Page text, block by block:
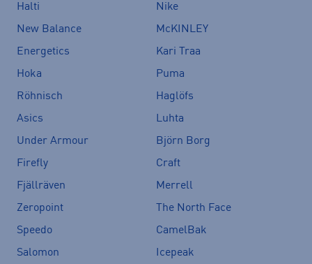
Halti
Nike
New Balance
McKINLEY
Energetics
Kari Traa
Hoka
Puma
Röhnisch
Haglöfs
Asics
Luhta
Under Armour
Björn Borg
Firefly
Craft
Fjällräven
Merrell
Zeropoint
The North Face
Speedo
CamelBak
Salomon
Icepeak